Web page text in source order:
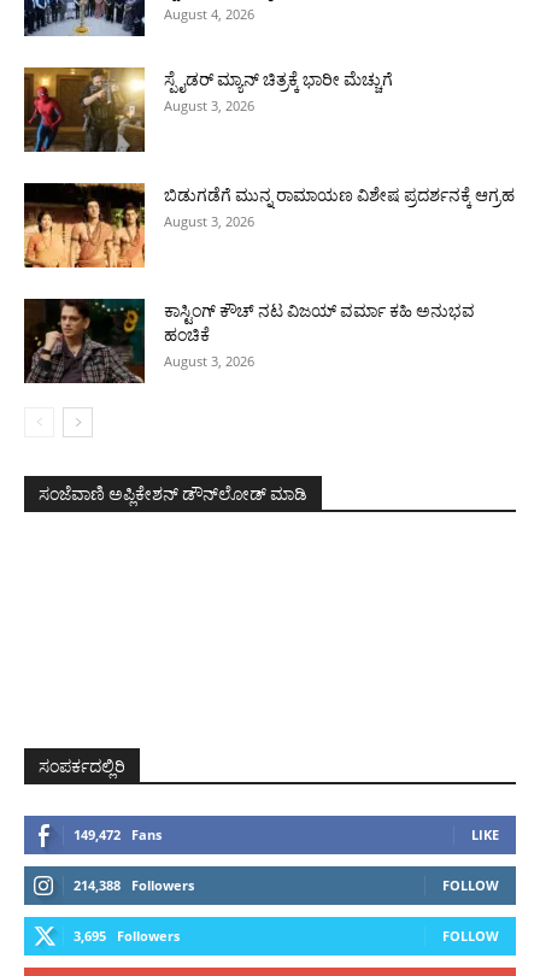
August 4, 2026
ಸ್ಪೈಡರ್ ಮ್ಯಾನ್ ಚಿತ್ರಕ್ಕೆ ಭಾರೀ ಮೆಚ್ಚುಗೆ
August 3, 2026
ಬಿಡುಗಡೆಗೆ ಮುನ್ನ ರಾಮಾಯಣ ವಿಶೇಷ ಪ್ರದರ್ಶನಕ್ಕೆ ಆಗ್ರಹ
August 3, 2026
ಕಾಸ್ಟಿಂಗ್ ಕೌಚ್ ನಟ ವಿಜಯ್ ವರ್ಮಾ ಕಹಿ ಅನುಭವ
ಹಂಚಿಕೆ
August 3, 2026
ಸಂಜೆವಾಣಿ ಅಪ್ಲಿಕೇಶನ್ ಡೌನ್‌ಲೋಡ್ ಮಾಡಿ
ಸಂಪರ್ಕದಲ್ಲಿರಿ
149,472 Fans LIKE
214,388 Followers FOLLOW
3,695 Followers FOLLOW